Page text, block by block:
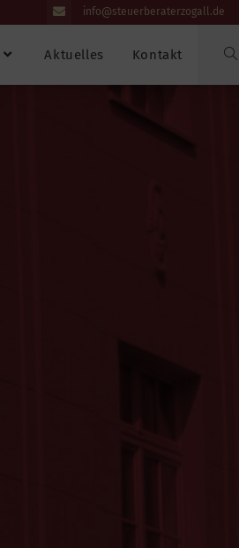
info@steuerberaterzogall.de
Aktuelles Kontakt